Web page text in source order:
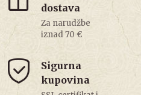
dostava
Za narudžbe
iznad 70 €
Sigurna
kupovina